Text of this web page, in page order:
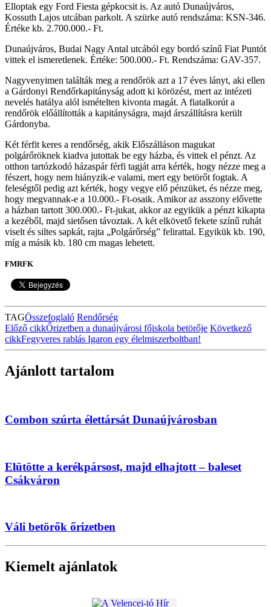
Elloptak egy Ford Fiesta gépkocsit is. Az autó Dunaújváros,
Kossuth Lajos utcában parkolt. A szürke autó rendszáma: KSN-346.
Értéke kb. 2.700.000.- Ft.
Dunaújváros, Budai Nagy Antal utcából egy bordó színű Fiat Puntót
vittek el ismeretlenek. Értéke: 500.000.- Ft. Rendszáma: GAV-357.
Nagyvenyimen találták meg a rendőrök azt a 17 éves lányt, aki ellen
a Gárdonyi Rendőrkapitányság adott ki körözést, mert az intézeti
nevelés hatálya alól ismételten kivonta magát. A fiatalkorút a
rendőrök előállították a kapitányságra, majd árszállításra került
Gárdonyba.
Két férfit keres a rendőrség, akik Előszálláson magukat
polgárőröknek kiadva jutottak be egy házba, és vittek el pénzt. Az
otthon tartózkodó házaspár férfi tagját arra kérték, hogy nézze meg a
fészert, hogy nem hiányzik-e valami, mert egy betörőt fogtak. A
feleségtől pedig azt kérték, hogy vegye elő pénzüket, és nézze meg,
hogy megvannak-e a 10.000.- Ft-osaik. Amikor az asszony elővette
a házban tartott 300.000.- Ft-jukat, akkor az egyikük a pénzt kikapta
a kezéből, majd sietősen távoztak. A két elkövető fekete színű ruhát
viselt és siltes sapkát, rajta „Polgárőrség” felirattal. Egyikük kb. 190,
míg a másik kb. 180 cm magas lehetett.
FMRFK
TAGÖsszefoglaló Rendőrség
Előző cikkŐrizetben a dunaújvárosi főiskola betörője Következő
cikkFegyveres rablás Igaron egy élelmiszerboltban!
Ajánlott tartalom
Combon szúrta élettársát Dunaújvárosban
Elütötte a kerékpársost, majd elhajtott – baleset
Csákváron
Váli betörők őrizetben
Kiemelt ajánlatok